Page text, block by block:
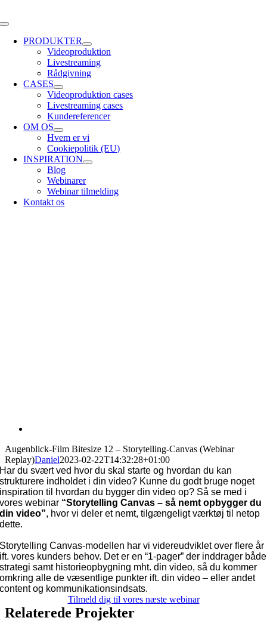
to
Toggle
NavigationPRODUKTER
Videoproduktion
Livestreaming
Rådgivning
CASES
Videoproduktion cases
Livestreaming cases
Kundereferencer
OM OS
Hvem er vi
Cookiepolitik (EU)
INSPIRATION
Blog
Webinarer
Webinar tilmelding
Kontakt os
Augenblick-Film Bitesize 12 – Storytelling-Canvas (Webinar
Replay)Daniel2023-02-22T14:32:28+01:00
Har du svært ved hvor du skal starte og hvordan du kan
strukturere indholdet i din video? Kunne du godt bruge noget
inspiration til hvordan du bygger din video op? Så se med i
vores webinar “Storytelling Canvas – så nemt opbygger du
din video”, hvor vi deler et nemt, tilgængeligt værktøj til netop
dette.
Storytelling Canvas-modellen har vi videreudviklet over flere år
ift. vores kunders behov. Det er en “1-pager” der inddrager både
strategi samt historieopbygning mht. din video, så du kommer
omkring alle de væsentlige punkter ift. din video – eller andet
content og kommunikationsindsats.
Tilmeld dig til vores næste webinar
Relaterede Projekter